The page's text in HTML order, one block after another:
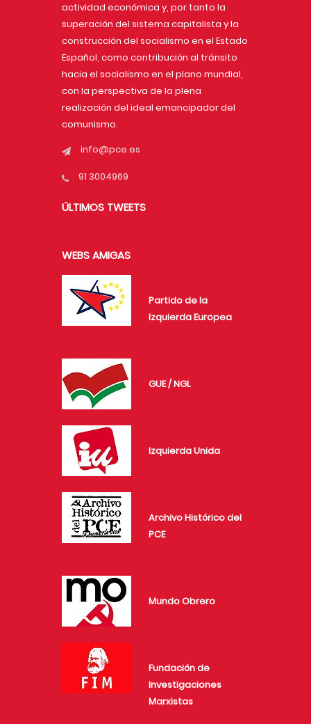
actividad económica y, por tanto la
superación del sistema capitalista y la
construcción del socialismo en el Estado
Español, como contribución al tránsito
hacia el socialismo en el plano mundial,
con la perspectiva de la plena
realización del ideal emancipador del
comunismo.
info@pce.es
91 3004969
ÚLTIMOS TWEETS
WEBS AMIGAS
Partido de la
Izquierda Europea
GUE / NGL
Izquierda Unida
Archivo Histórico del
PCE
Mundo Obrero
Fundación de
Investigaciones
Marxistas